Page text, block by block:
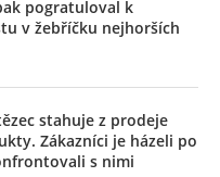
pogratuloval k
v žebříčku nejhorších
stahuje z prodeje
Zákazníci je házeli po
s nimi